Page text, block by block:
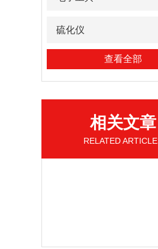
硫化仪
查看全部
相关文章
RELATED